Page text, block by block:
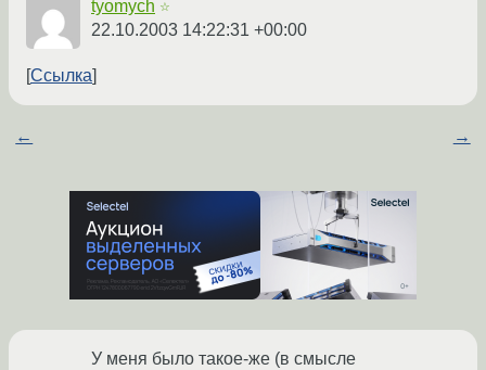
tyomych ☆
22.10.2003 14:22:31 +00:00
Ссылка
← →
У меня было такое-же (в смысле